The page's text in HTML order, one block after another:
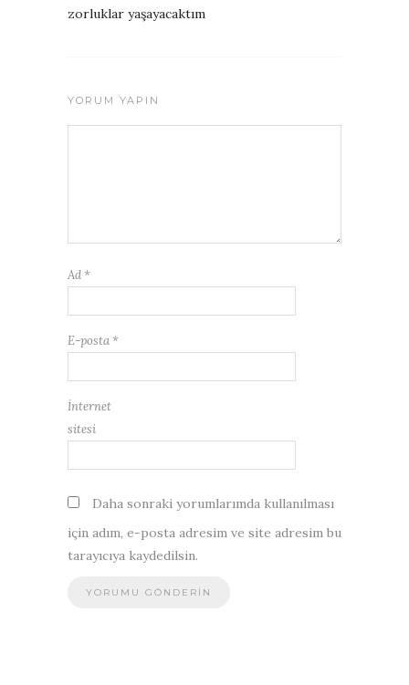
zorluklar yaşayacaktım
YORUM YAPIN
Ad *
E-posta *
İnternet
sitesi
Daha sonraki yorumlarımda kullanılması
için adım, e-posta adresim ve site adresim bu
tarayıcıya kaydedilsin.